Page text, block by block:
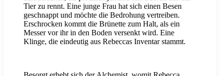
Tier zu rennt. Eine junge Frau hat sich einen Besen
geschnappt und möchte die Bedrohung vertreiben.
Erschrocken kommt die Brünette zum Halt, als ein
Messer vor ihr in den Boden versenkt wird. Eine
Klinge, die eindeutig aus Rebeccas Inventar stammt.